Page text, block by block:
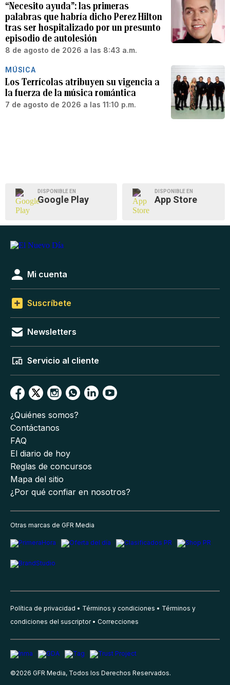
“Necesito ayuda”: las primeras
palabras que habría dicho Perez Hilton
tras ser hospitalizado por un presunto
episodio de autolesión
8 de agosto de 2026 a las 8:43 a.m.
MÚSICA
Los Terrícolas atribuyen su vigencia a
la fuerza de la música romántica
7 de agosto de 2026 a las 11:10 p.m.
DISPONIBLE EN
Google Play
DISPONIBLE EN
App Store
Mi cuenta
Suscríbete
Newsletters
Servicio al cliente
¿Quiénes somos?
Contáctanos
FAQ
El diario de hoy
Reglas de concursos
Mapa del sitio
¿Por qué confiar en nosotros?
Otras marcas de GFR Media
Política de privacidad Términos y condiciones
Términos y
condiciones del suscriptor
Correcciones
©2026 GFR Media, Todos los Derechos Reservados.